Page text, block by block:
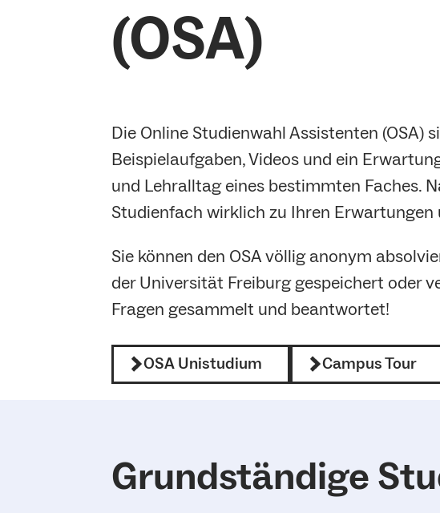
(OSA)
Die Online Studienwahl Assistenten (OSA)
Beispielaufgaben, Videos und ein
und Lehralltag eines bestimmten Faches.
Studienfach wirklich zu Ihren Erwartungen
Sie können den OSA völlig anonym
der Universität Freiburg gespeichert oder
Fragen gesammelt und beantwortet!
OSA Unistudium Campus Tour
Grundständige